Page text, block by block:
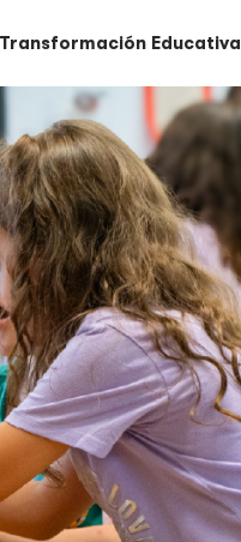
Transformación Educativa